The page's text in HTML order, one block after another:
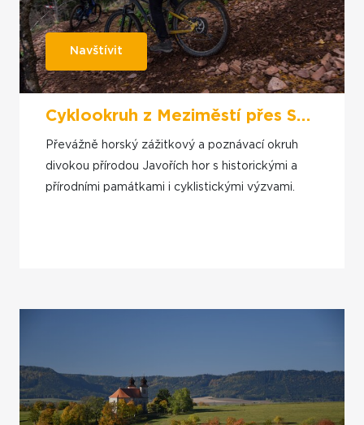
Navštívit
Cyklookruh z Meziměstí přes Sokolowsko
Převážně horský zážitkový a poznávací okruh
divokou přírodou Javořích hor s historickými a
přírodními památkami i cyklistickými výzvami.